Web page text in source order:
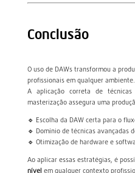
Conclusão
O uso de DAWs transformou a
profissionais em qualquer ambiente.
A aplicação correta de
masterização assegura uma
🔹 Escolha da DAW certa para o
🔹 Domínio de técnicas avançadas
🔹 Otimização de hardware e
Ao aplicar essas estratégias, é
nível em qualquer contexto